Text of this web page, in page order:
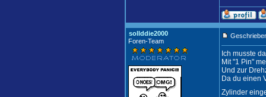
sollddie2000
Foren-Team
Ich musste
Mit "1 Pin"
Und zur
Da du einen
Zylinder